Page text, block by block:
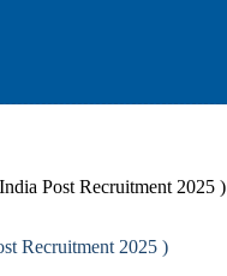
Post Recruitment 2025 )
Recruitment 2025 )